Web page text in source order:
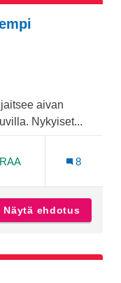
aivan
Nykyiset...
8
Näytä ehdotus